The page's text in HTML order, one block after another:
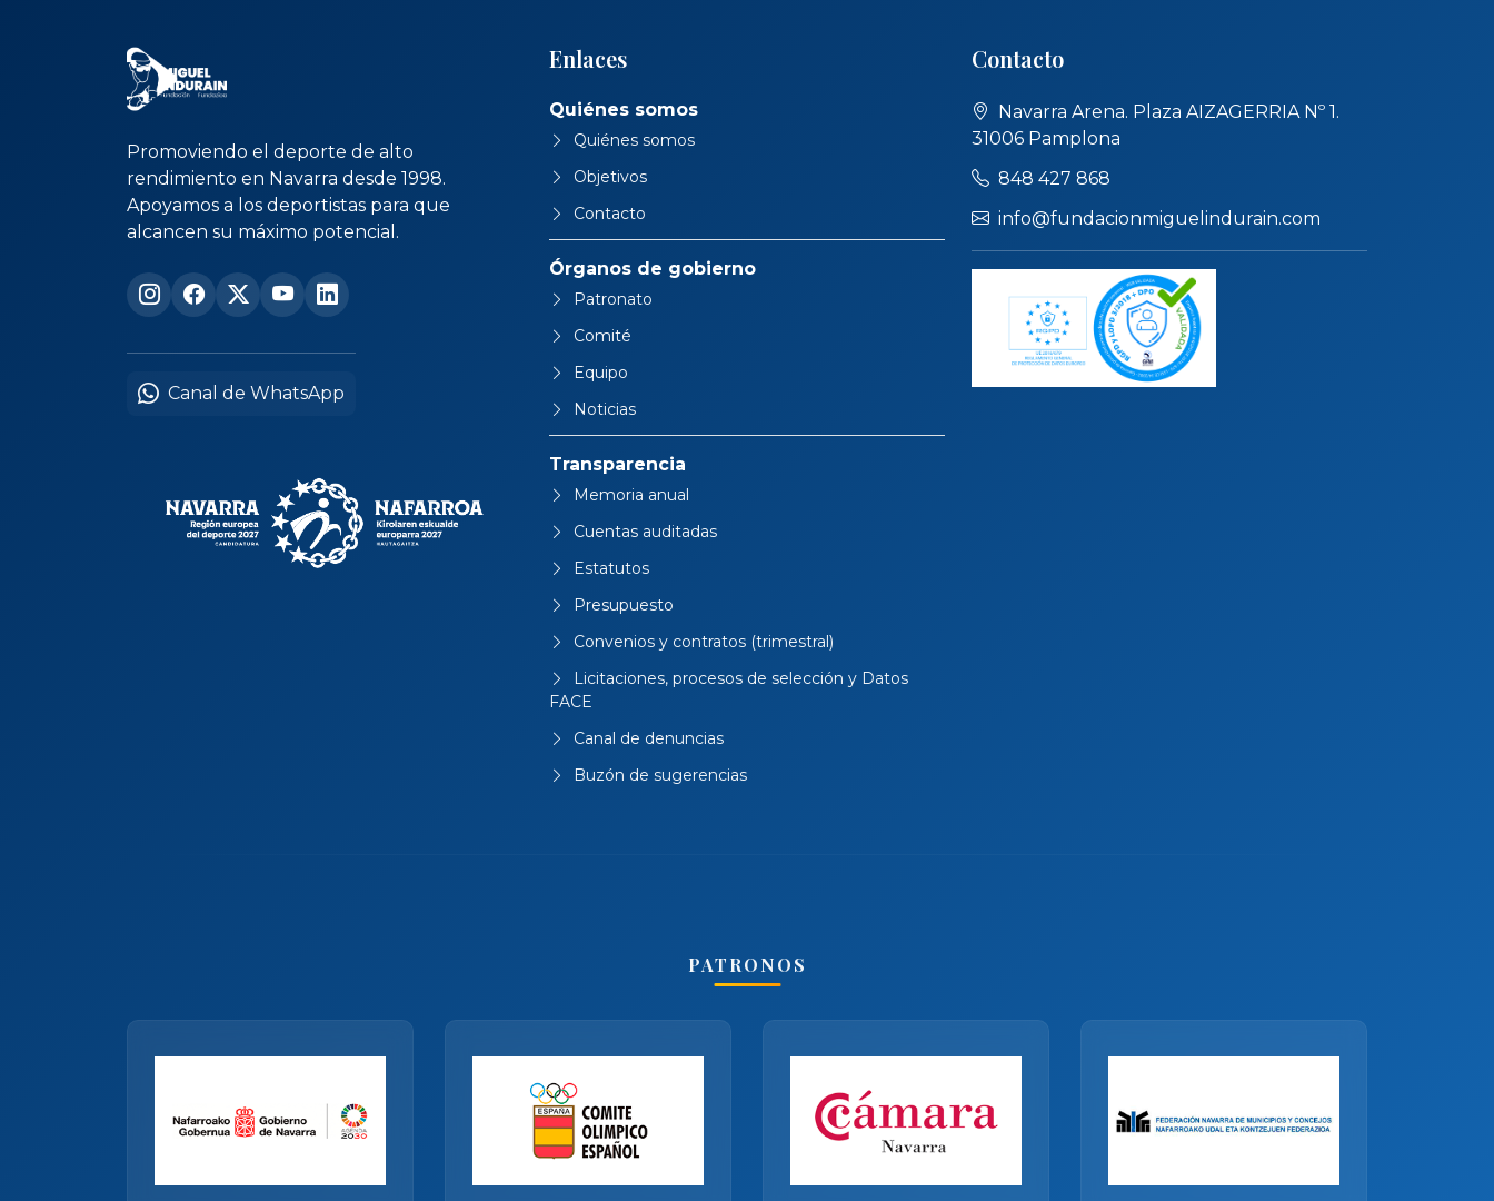
Promoviendo el deporte de alto
rendimiento en Navarra desde 1998.
Apoyamos a los deportistas para que
alcancen su máximo potencial.
Canal de WhatsApp
Enlaces
Quiénes somos
Quiénes somos
Objetivos
Contacto
Órganos de gobierno
Patronato
Comité
Equipo
Noticias
Transparencia
Memoria anual
Cuentas auditadas
Estatutos
Presupuesto
Convenios y contratos (trimestral)
Licitaciones, procesos de selección y Datos
FACE
Canal de denuncias
Buzón de sugerencias
Contacto
Navarra Arena. Plaza AIZAGERRIA Nº 1.
31006 Pamplona
848 427 868
info@fundacionmiguelindurain.com
PATRONOS